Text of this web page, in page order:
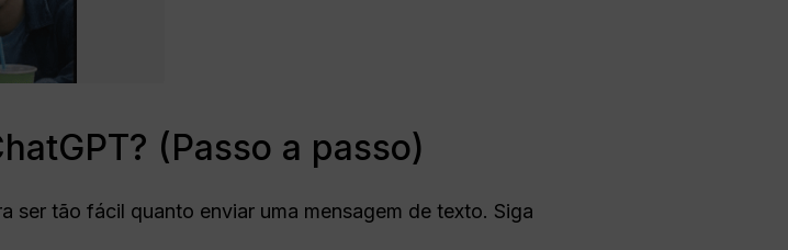
(Passo a passo)
ser tão fácil quanto enviar uma mensagem de texto. Siga